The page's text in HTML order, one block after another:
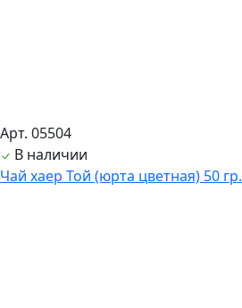
Арт. 05504
В наличии
Чай хаер Той (юрта цветная) 50 гр.